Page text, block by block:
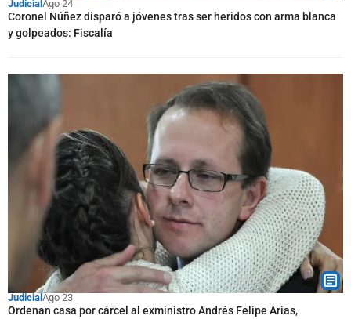
Judicial Ago 24
Coronel Núñez disparó a jóvenes tras ser heridos con arma blanca
y golpeados: Fiscalía
JudicialAgo 23
Ordenan casa por cárcel al exministro Andrés Felipe Arias,